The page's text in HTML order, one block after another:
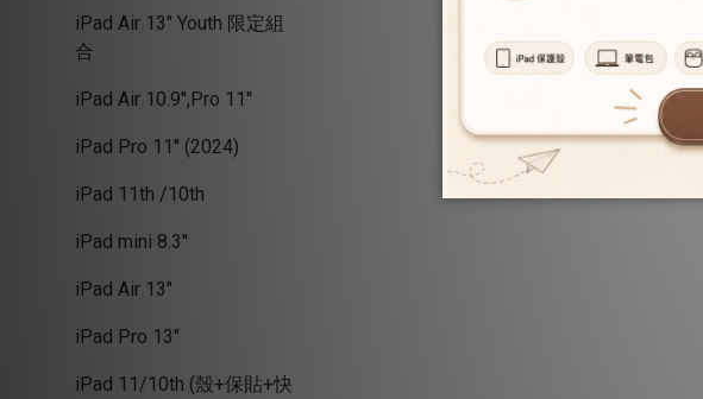
iPad Air 13" Youth 限定組
合
iPad Air 10.9'',Pro 11''
iPad Pro 11'' (2024)
iPad 11th /10th
iPad mini 8.3''
iPad Air 13"
iPad Pro 13"
iPad 11/10th (殼+保貼+快